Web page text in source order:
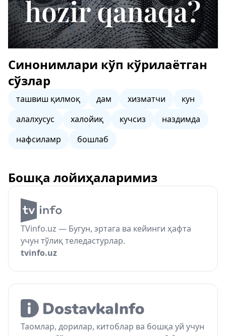
Синонимлари кўп кўрилаётган
сўзлар
ташвиш қилмоқ дам хизматчи
кун
алалхусус
халойиқ кучсиз
наздимда
нафсиламр
бошлаб
Бошқа лойиҳаларимиз
TVinfo.uz — Бугун, эртага ва кейинги ҳафта
учун тўлиқ теледастурлар.
tvinfo.uz
Таомлар, дорилар, китоблар ва бошқа уй учун